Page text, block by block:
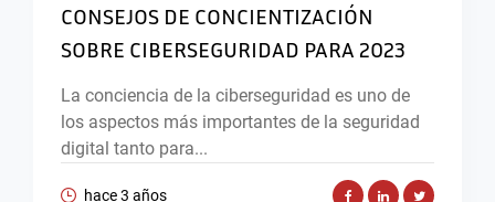
CONSEJOS DE CONCIENTIZACIÓN
SOBRE CIBERSEGURIDAD PARA 2023
La conciencia de la ciberseguridad es uno de
los aspectos más importantes de la seguridad
digital tanto para...
hace 3 años